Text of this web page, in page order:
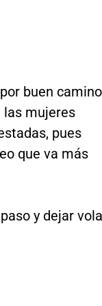
buen
las mujeres
pues
que va más
y dejar